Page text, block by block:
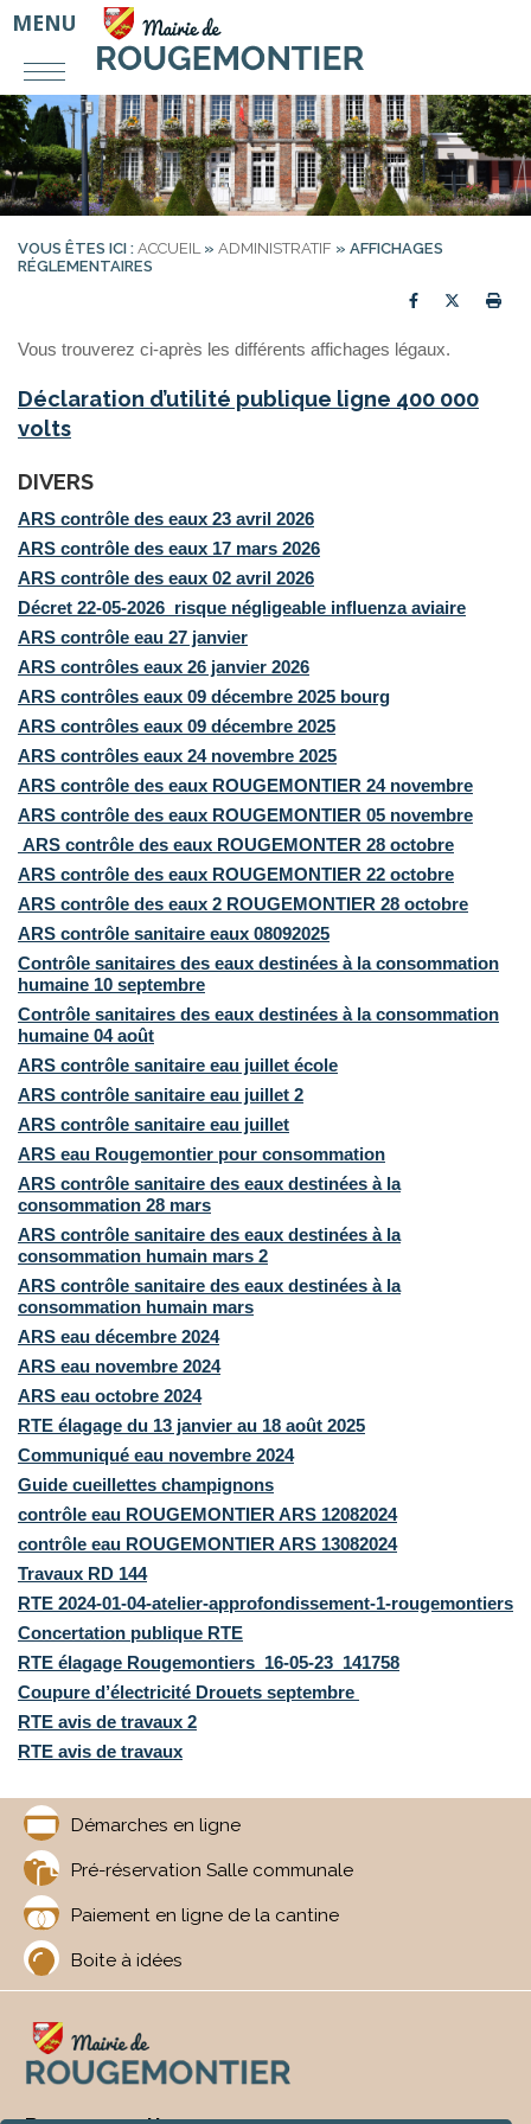
MENU
VOUS ÊTES ICI : ACCUEIL » ADMINISTRATIF » AFFICHAGES
RÉGLEMENTAIRES
Partager sur
Vous trouverez ci-après les différents affichages légaux.
Déclaration d’utilité publique ligne 400 000
volts
DIVERS
ARS contrôle des eaux 23 avril 2026
ARS contrôle des eaux 17 mars 2026
ARS contrôle des eaux 02 avril 2026
Décret 22-05-2026_risque négligeable influenza aviaire
ARS contrôle eau 27 janvier
ARS contrôles eaux 26 janvier 2026
ARS contrôles eaux 09 décembre 2025 bourg
ARS contrôles eaux 09 décembre 2025
ARS contrôles eaux 24 novembre 2025
ARS contrôle des eaux ROUGEMONTIER 24 novembre
ARS contrôle des eaux ROUGEMONTIER 05 novembre
ARS contrôle des eaux ROUGEMONTER 28 octobre
ARS contrôle des eaux ROUGEMONTIER 22 octobre
ARS contrôle des eaux 2 ROUGEMONTIER 28 octobre
ARS contrôle sanitaire eaux 08092025
Contrôle sanitaires des eaux destinées à la consommation
humaine 10 septembre
Contrôle sanitaires des eaux destinées à la consommation
humaine 04 août
ARS contrôle sanitaire eau juillet école
ARS contrôle sanitaire eau juillet 2
ARS contrôle sanitaire eau juillet
ARS eau Rougemontier pour consommation
ARS contrôle sanitaire des eaux destinées à la
consommation 28 mars
ARS contrôle sanitaire des eaux destinées à la
consommation humain mars 2
ARS contrôle sanitaire des eaux destinées à la
consommation humain mars
ARS eau décembre 2024
ARS eau novembre 2024
ARS eau octobre 2024
RTE élagage du 13 janvier au 18 août 2025
Communiqué eau novembre 2024
Guide cueillettes champignons
contrôle eau ROUGEMONTIER ARS 12082024
contrôle eau ROUGEMONTIER ARS 13082024
Travaux RD 144
RTE 2024-01-04-atelier-approfondissement-1-rougemontiers
Concertation publique RTE
RTE élagage Rougemontiers_16-05-23_141758
Coupure d’électricité Drouets septembre
RTE avis de travaux 2
RTE avis de travaux
Démarches en ligne
Pré-réservation Salle communale
Paiement en ligne de la cantine
Boite à idées